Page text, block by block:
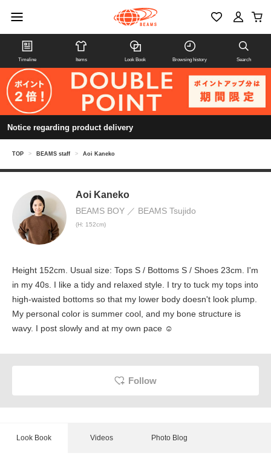
Timeline Items Look Book Browsing history Search
Notice regarding product delivery
TOP > BEAMS staff > Aoi Kaneko
Aoi Kaneko
BEAMS BOY BEAMS Tsujido
(H: 152cm)
Height 152cm. Usual size: Tops S / Bottoms S / Shoes 23cm. I'm
in my 40s. I like a tidy and relaxed style. I try to tuck my tops into
high-waisted bottoms so that my lower body doesn't look plump.
My personal color is summer cool, and my bone structure is
wavy. I post slowly and at my own pace ☺︎
Follow
Look Book Videos Photo Blog